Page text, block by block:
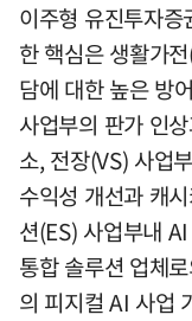
이주형 유진투자
한 핵심은 생활가
담에 대한 높은 방
사업부의 판가 인
소, 전장(VS) 사업
수익성 개선과 캐
션(ES) 사업부내
통합 솔루션 업체
의 피지컬 AI 사업